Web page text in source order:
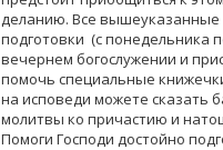
деланию. Все
подготовки (с понедельника
вечернем богослужении и
помочь специальные
на исповеди можете сказать
молитвы ко причастию и
Помоги Господи достойно